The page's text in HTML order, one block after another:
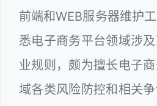
前端和WEB服务器维护
悉电子商务平台领域涉
业规则，颇为擅长电子
域各类风险防控和相关